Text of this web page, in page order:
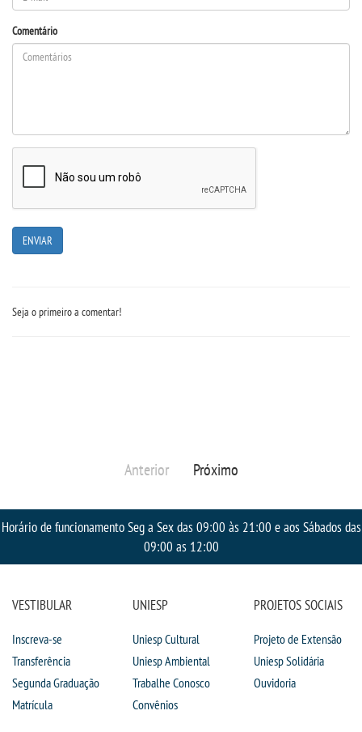
MONITORIA
PORTARIAS
LOGIN
WEBMAIL
PORTAL DE PROFESSORES/ACADÊMICO
Comentário
Seja o primeiro a comentar!
Anterior Próximo
Horário de funcionamento Seg a Sex das 09:00 às 21:00 e aos Sábados das
09:00 as 12:00
VESTIBULAR
Inscreva-se
Transferência
Segunda Graduação
Matrícula
UNIESP
Uniesp Cultural
Uniesp Ambiental
Trabalhe Conosco
Convênios
PROJETOS SOCIAIS
Projeto de Extensão
Uniesp Solidária
Ouvidoria